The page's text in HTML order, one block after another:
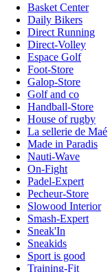
Basket Center
Daily Bikers
Direct Running
Direct-Volley
Espace Golf
Foot-Store
Galop-Store
Golf and co
Handball-Store
House of rugby
La sellerie de Maé
Made in Paradis
Nauti-Wave
On-Fight
Padel-Expert
Pecheur-Store
Slowood Interior
Smash-Expert
Sneak'In
Sneakids
Sport is good
Training-Fit